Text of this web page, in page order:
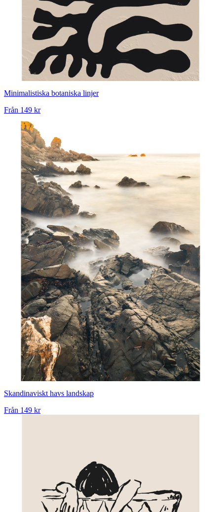
Minimalistiska botaniska linjer
Från 149 kr
Skandinaviskt havs landskap
Från 149 kr